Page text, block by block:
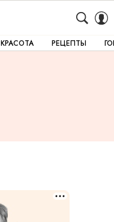
КРАСОТА РЕЦЕПТЫ